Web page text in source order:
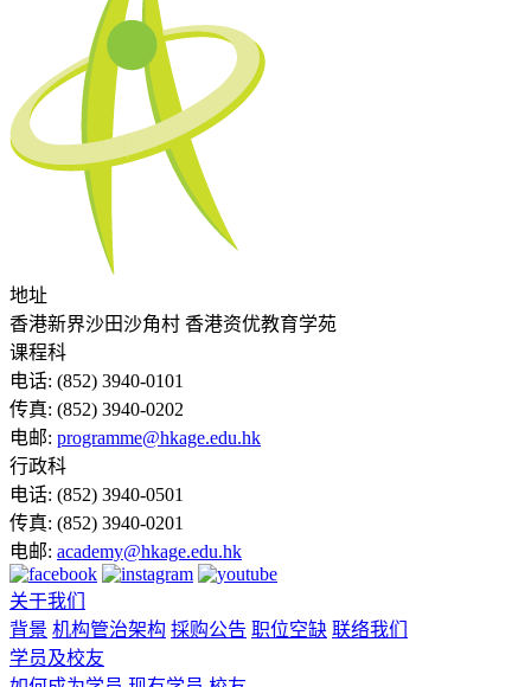
地址
香港新界沙田沙角村 香港资优教育学苑
课程科
电话: (852) 3940-0101
传真: (852) 3940-0202
电邮: programme@hkage.edu.hk
行政科
电话: (852) 3940-0501
传真: (852) 3940-0201
电邮: academy@hkage.edu.hk
关于我们
背景 机构管治架构 採购公告 职位空缺 联络我们
学员及校友